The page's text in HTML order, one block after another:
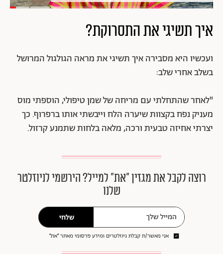
איך תשיגי את התסרוקת?
ועכשיו היא מסבירה איך תשיגי את מראה הגולגול המרושל
בשלב אחרי שלב:
"לאחר שהתחלתי עם מריחה של שמן טיפולי, הוספתי מוס
מעניק נפח בקצוות שיערה הלח וייבשתי אותו ברפרוף. כך
יצרתי אחיזה טבעית ורכה, מלאה בלחות שתמנע קרזול.
רוצה לקבל את מגזין ״את״ למייל? הירשמי לניוזלטר
שלנו
שלחי
אני מאשר/ת קבלת ניוזלטרים ומידע פרסומי מאתר ״את״